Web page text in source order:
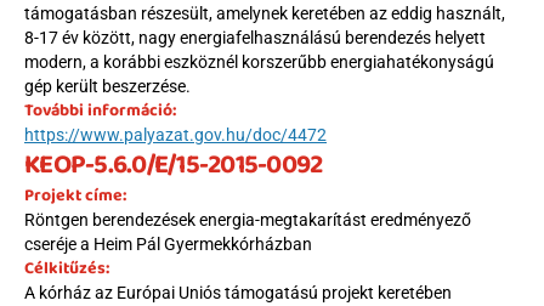
támogatásban részesült, amelynek keretében az eddig használt,
8-17 év között, nagy energiafelhasználású berendezés helyett
modern, a korábbi eszköznél korszerűbb energiahatékonyságú
gép került beszerzése.
További információ:
https://www.palyazat.gov.hu/doc/4472
KEOP-5.6.0/E/15-2015-0092
Projekt címe:
Röntgen berendezések energia-megtakarítást eredményező
cseréje a Heim Pál Gyermekkórházban
Célkitűzés:
A kórház az Európai Uniós támogatású projekt keretében